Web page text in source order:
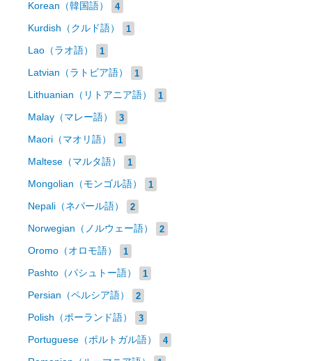
Korean（韓国語） 4
Kurdish（クルド語） 1
Lao（ラオ語） 1
Latvian（ラトビア語） 1
Lithuanian（リトアニア語） 1
Malay（マレー語） 3
Maori（マオリ語） 1
Maltese（マルタ語） 1
Mongolian（モンゴル語） 1
Nepali（ネパール語） 2
Norwegian（ノルウェー語） 2
Oromo（オロモ語） 1
Pashto（パシュトー語） 1
Persian（ペルシア語） 2
Polish（ポーランド語） 3
Portuguese（ポルトガル語） 4